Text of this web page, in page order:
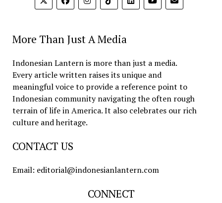
More Than Just A Media
Indonesian Lantern is more than just a media.
Every article written raises its unique and
meaningful voice to provide a reference point to
Indonesian community navigating the often rough
terrain of life in America. It also celebrates our rich
culture and heritage.
CONTACT US
Email: editorial@indonesianlantern.com
CONNECT